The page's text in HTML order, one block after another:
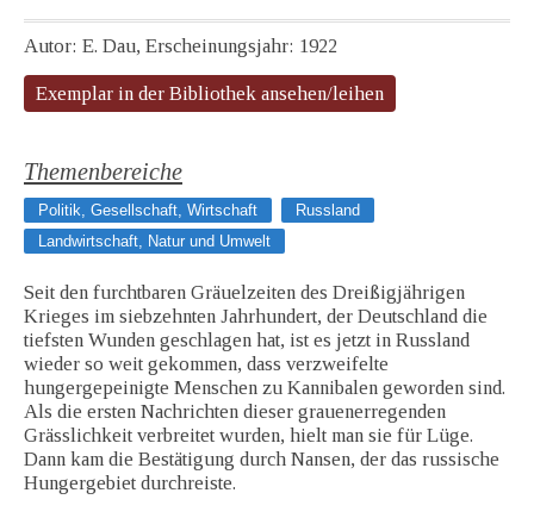
Autor: E. Dau, Erscheinungsjahr: 1922
Exemplar in der Bibliothek ansehen/leihen
Themenbereiche
Politik, Gesellschaft, Wirtschaft
Russland
Landwirtschaft, Natur und Umwelt
Seit den furchtbaren Gräuelzeiten des Dreißigjährigen
Krieges im siebzehnten Jahrhundert, der Deutschland die
tiefsten Wunden geschlagen hat, ist es jetzt in Russland
wieder so weit gekommen, dass verzweifelte
hungergepeinigte Menschen zu Kannibalen geworden sind.
Als die ersten Nachrichten dieser grauenerregenden
Grässlichkeit verbreitet wurden, hielt man sie für Lüge.
Dann kam die Bestätigung durch Nansen, der das russische
Hungergebiet durchreiste.